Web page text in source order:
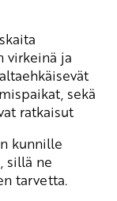
virkeinä ja
sekä
ratkaisut
kunnille
sillä ne
tarvetta.